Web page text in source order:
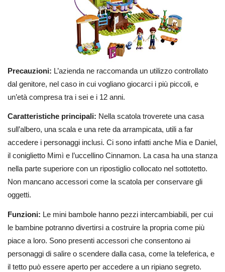
Precauzioni: L’azienda ne raccomanda un utilizzo controllato
dal genitore, nel caso in cui vogliano giocarci i più piccoli, e
un’età compresa tra i sei e i 12 anni.
Caratteristiche principali: Nella scatola troverete una casa
sull’albero, una scala e una rete da arrampicata, utili a far
accedere i personaggi inclusi. Ci sono infatti anche Mia e Daniel,
il coniglietto Mimì e l’uccellino Cinnamon. La casa ha una stanza
nella parte superiore con un ripostiglio collocato nel sottotetto.
Non mancano accessori come la scatola per conservare gli
oggetti.
Funzioni: Le mini bambole hanno pezzi intercambiabili, per cui
le bambine potranno divertirsi a costruire la propria come più
piace a loro. Sono presenti accessori che consentono ai
personaggi di salire o scendere dalla casa, come la teleferica, e
il tetto può essere aperto per accedere a un ripiano segreto.